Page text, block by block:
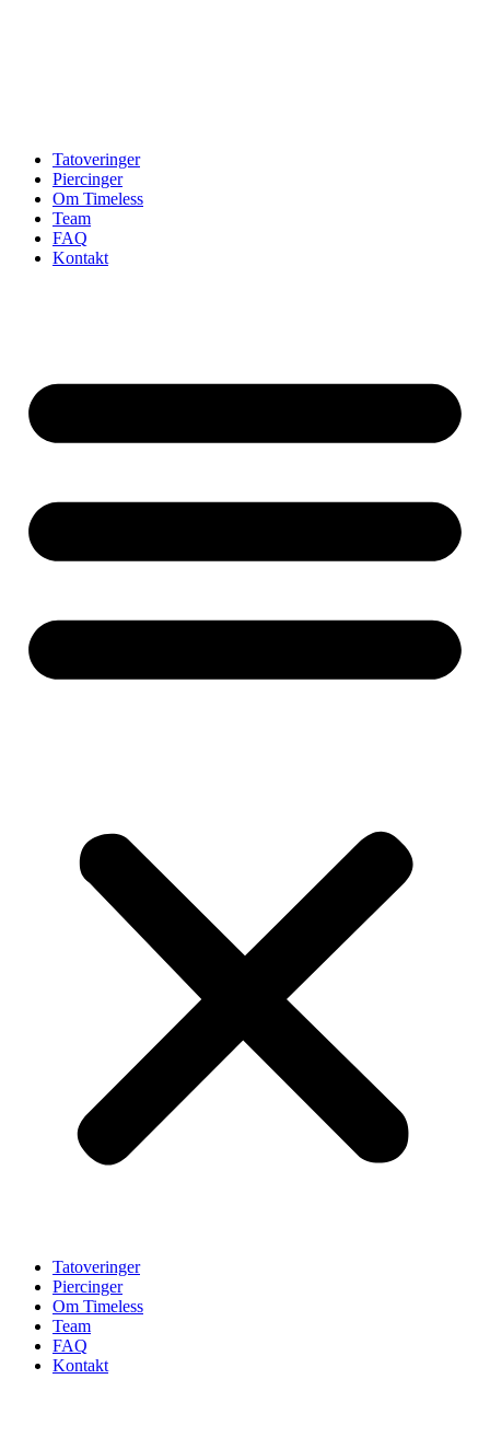
Tatoveringer
Piercinger
Om Timeless
Team
FAQ
Kontakt
Tatoveringer
Piercinger
Om Timeless
Team
FAQ
Kontakt